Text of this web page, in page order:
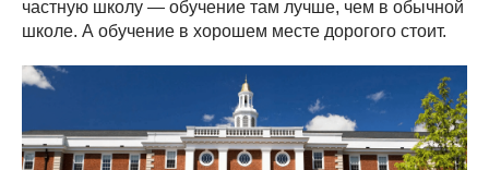
частную школу — обучение там лучше, чем в обычной
школе. А обучение в хорошем месте дорогого стоит.